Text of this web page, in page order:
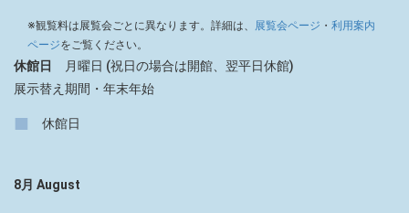
※観覧料は展覧会ごとに異なります。詳細は、 展覧会ページ ・ 利用案内
ページをご覧ください。
休館日
月曜日 (祝日の場合は開館、翌平日休館)
展示替え期間・年末年始
■ 休館日
8月 August